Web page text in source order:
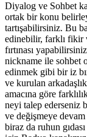
Diyalog ve Sohbet
ortak bir konu
tartışabilirsiniz. Bu
edinebilir, farklı fikir
fırtınası
nickname ile sohbet
edinmek gibi bir iz
ve kurulan
amacına göre
neyi talep ederseniz
ve değişmeye
biraz da ruhun